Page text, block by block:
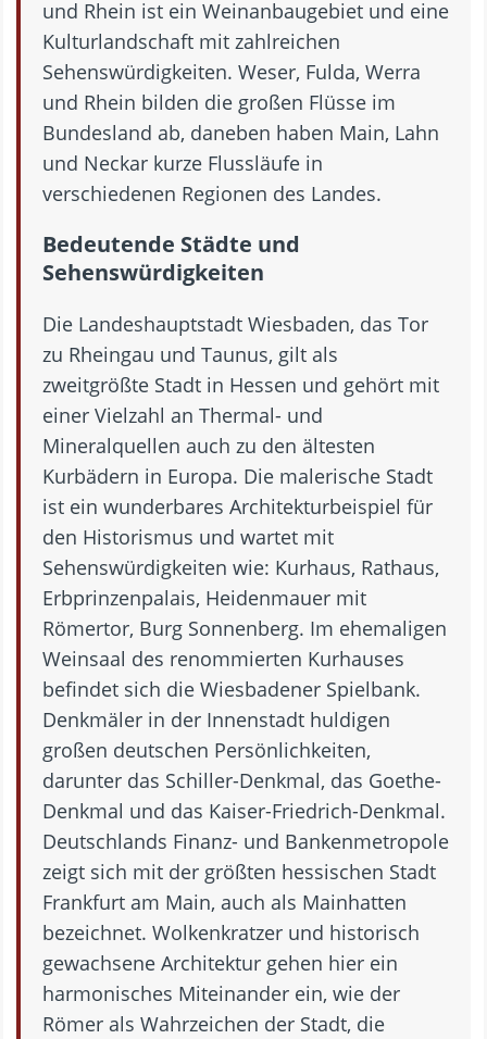
und Rhein ist ein Weinanbaugebiet und eine
Kulturlandschaft mit zahlreichen
Sehenswürdigkeiten. Weser, Fulda, Werra
und Rhein bilden die großen Flüsse im
Bundesland ab, daneben haben Main, Lahn
und Neckar kurze Flussläufe in
verschiedenen Regionen des Landes.
Bedeutende Städte und
Sehenswürdigkeiten
Die Landeshauptstadt Wiesbaden, das Tor
zu Rheingau und Taunus, gilt als
zweitgrößte Stadt in Hessen und gehört mit
einer Vielzahl an Thermal- und
Mineralquellen auch zu den ältesten
Kurbädern in Europa. Die malerische Stadt
ist ein wunderbares Architekturbeispiel für
den Historismus und wartet mit
Sehenswürdigkeiten wie: Kurhaus, Rathaus,
Erbprinzenpalais, Heidenmauer mit
Römertor, Burg Sonnenberg. Im ehemaligen
Weinsaal des renommierten Kurhauses
befindet sich die Wiesbadener Spielbank.
Denkmäler in der Innenstadt huldigen
großen deutschen Persönlichkeiten,
darunter das Schiller-Denkmal, das Goethe-
Denkmal und das Kaiser-Friedrich-Denkmal.
Deutschlands Finanz- und Bankenmetropole
zeigt sich mit der größten hessischen Stadt
Frankfurt am Main, auch als Mainhatten
bezeichnet. Wolkenkratzer und historisch
gewachsene Architektur gehen hier ein
harmonisches Miteinander ein, wie der
Römer als Wahrzeichen der Stadt, die